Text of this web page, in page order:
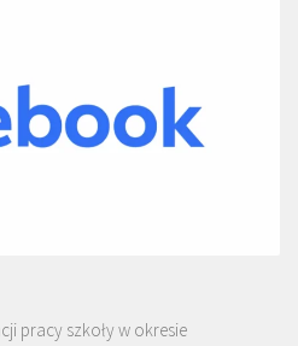
pracy szkoły w okresie